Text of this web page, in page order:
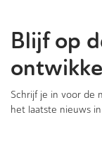
Blijf op
Schrijf je in voor de
het laatste nieuws